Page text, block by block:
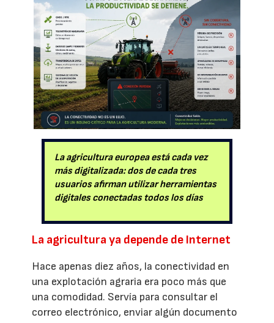
La agricultura europea está cada vez
más digitalizada: dos de cada tres
usuarios afirman utilizar herramientas
digitales conectadas todos los días
La agricultura ya depende de Internet
Hace apenas diez años, la conectividad en
una explotación agraria era poco más que
una comodidad. Servía para consultar el
correo electrónico, enviar algún documento